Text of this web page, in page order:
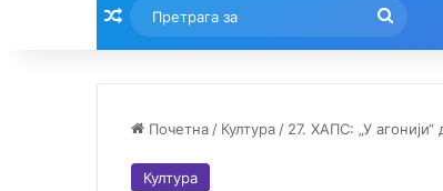
Насумични текстови
за
Почетна / Култура / 27. ХАПС: „У
Култура